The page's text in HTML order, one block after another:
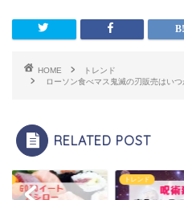
HOME
トレンド
ローソン食べマス鬼滅の刃販売はい
RELATED POST
トレンド トレンド